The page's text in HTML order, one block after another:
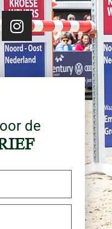
de